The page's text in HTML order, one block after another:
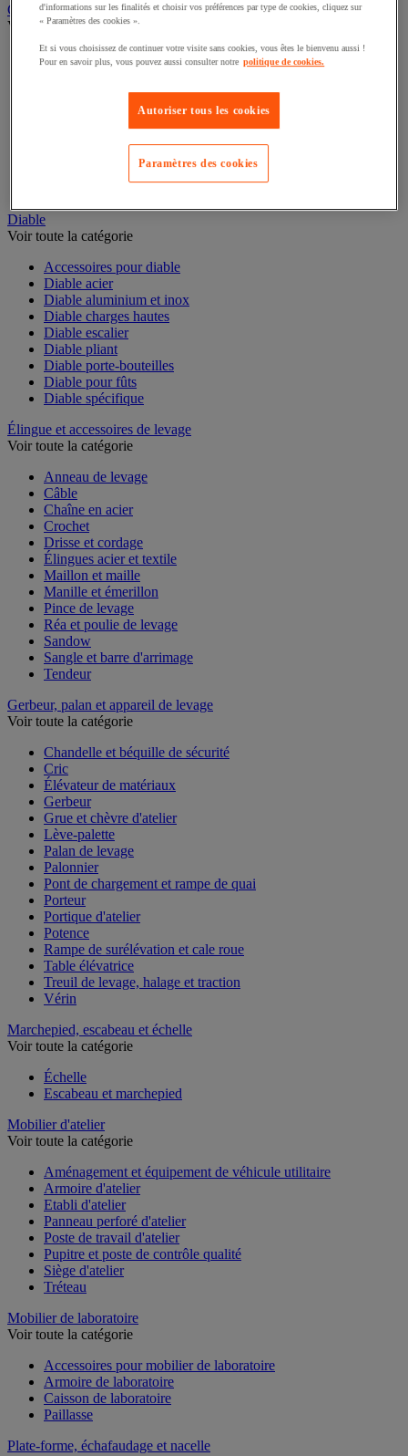
Convoyeur
Voir toute la catégorie
Accessoires pour convoyeur
Convoyeur à rouleaux
Convoyeur extensible et mobile
Rail et barrette de manutention
Rouleau de manutention et galet pour convoyeur
Diable
Voir toute la catégorie
Accessoires pour diable
Diable acier
Diable aluminium et inox
Diable charges hautes
Diable escalier
Diable pliant
Diable porte-bouteilles
Diable pour fûts
Diable spécifique
Élingue et accessoires de levage
Voir toute la catégorie
Anneau de levage
Câble
Chaîne en acier
Crochet
Drisse et cordage
Élingues acier et textile
Maillon et maille
Manille et émerillon
Pince de levage
Réa et poulie de levage
Sandow
Sangle et barre d'arrimage
Tendeur
Gerbeur, palan et appareil de levage
Voir toute la catégorie
Chandelle et béquille de sécurité
Cric
Élévateur de matériaux
Gerbeur
Grue et chèvre d'atelier
Lève-palette
Palan de levage
Palonnier
Pont de chargement et rampe de quai
Porteur
Portique d'atelier
Potence
Rampe de surélévation et cale roue
Table élévatrice
Treuil de levage, halage et traction
Vérin
Marchepied, escabeau et échelle
Voir toute la catégorie
Échelle
Escabeau et marchepied
Mobilier d'atelier
Voir toute la catégorie
Aménagement et équipement de véhicule utilitaire
Armoire d'atelier
Etabli d'atelier
Panneau perforé d'atelier
Poste de travail d'atelier
Pupitre et poste de contrôle qualité
Siège d'atelier
Tréteau
Mobilier de laboratoire
Voir toute la catégorie
Accessoires pour mobilier de laboratoire
Armoire de laboratoire
Caisson de laboratoire
Paillasse
Plate-forme, échafaudage et nacelle
d'informations sur les finalités et choisir vos préférences par type de cookies, cliquez sur
« Paramètres des cookies ».
Et si vous choisissez de continuer votre visite sans cookies, vous êtes le bienvenu aussi !
Pour en savoir plus, vous pouvez aussi consulter notre politique de cookies.
Autoriser tous les cookies
Paramètres des cookies